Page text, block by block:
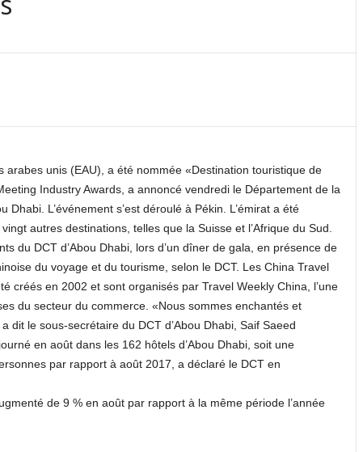
arabes unis (EAU), a été nommée «Destination touristique de
Industry Awards, a annoncé vendredi le Département de la
Dhabi. L’événement s’est déroulé à Pékin. L’émirat a été
autres destinations, telles que la Suisse et l’Afrique du Sud.
du DCT d’Abou Dhabi, lors d’un dîner de gala, en présence de
du voyage et du tourisme, selon le DCT. Les China Travel
créés en 2002 et sont organisés par Travel Weekly China, l’une
du secteur du commerce. «Nous sommes enchantés et
dit le sous-secrétaire du DCT d’Abou Dhabi, Saif Saeed
en août dans les 162 hôtels d’Abou Dhabi, soit une
par rapport à août 2017, a déclaré le DCT en
de 9 % en août par rapport à la même période l’année